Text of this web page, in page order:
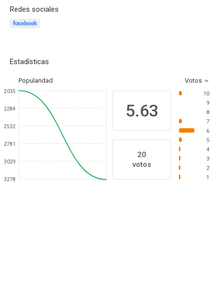
Redes sociales
Estadísticas
Popularidad Votos
2035
2284
2532
2781
3029
3278
5.63
20
votos
10
9
8
7
6
5
4
3
2
1